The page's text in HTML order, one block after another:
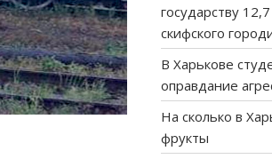
государству
скифского
В Харькове
оправдание
На сколько в
фрукты